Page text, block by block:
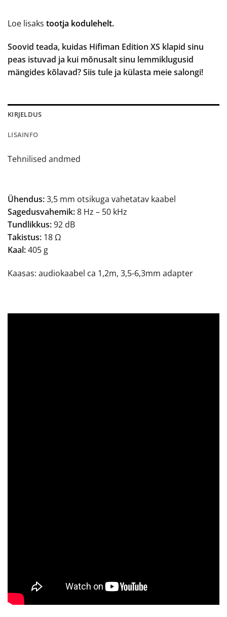
Loe lisaks tootja kodulehelt.
Soovid teada, kuidas Hifiman Edition XS klapid sinu
peas istuvad ja kui mõnusalt sinu lemmiklugusid
mängides kõlavad? Siis tule ja külasta meie salongi!
KIRJELDUS
LISAINFO
Tehnilised andmed
Ühendus:3,5 mm otsikuga vahetatav kaabel
Sagedusvahemik:8 Hz – 50 kHz
Tundlikkus:92 dB
Takistus: 18 Ω
Kaal:405 g
Kaasas: audiokaabel ca 1,2m, 3,5-6,3mm adapter